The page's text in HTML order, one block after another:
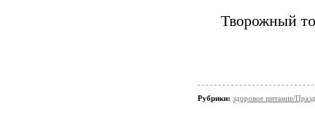
Творожный
Рубрики: здоровое питание/